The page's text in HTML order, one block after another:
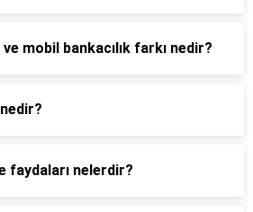
mobil bankacılık farkı nedir?
faydaları nelerdir?